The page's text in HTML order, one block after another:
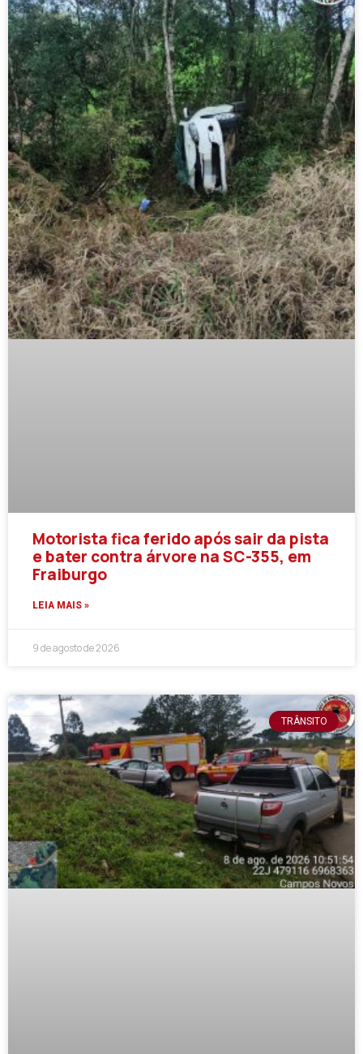
Motorista fica ferido após sair da pista
e bater contra árvore na SC-355, em
Fraiburgo
LEIA MAIS »
9 de agosto de 2026
TRÂNSITO